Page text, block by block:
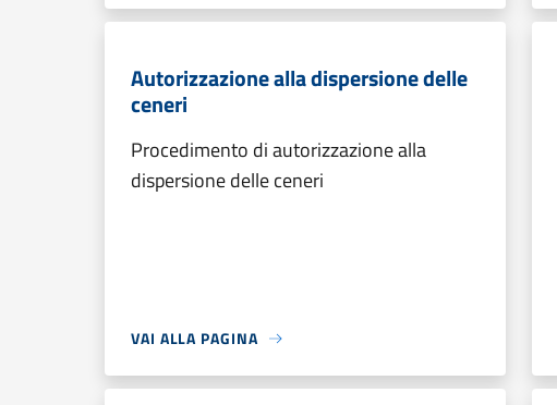
Autorizzazione alla dispersione delle
ceneri
Procedimento di autorizzazione alla
dispersione delle ceneri
VAI ALLA PAGINA